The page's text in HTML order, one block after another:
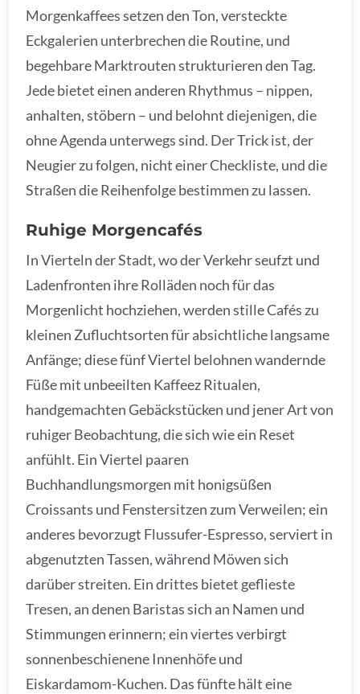
Morgenkaffees setzen den Ton, versteckte
Eckgalerien unterbrechen die Routine, und
begehbare Marktrouten strukturieren den Tag.
Jede bietet einen anderen Rhythmus – nippen,
anhalten, stöbern – und belohnt diejenigen, die
ohne Agenda unterwegs sind. Der Trick ist, der
Neugier zu folgen, nicht einer Checkliste, und die
Straßen die Reihenfolge bestimmen zu lassen.
Ruhige Morgencafés
In Vierteln der Stadt, wo der Verkehr seufzt und
Ladenfronten ihre Rolläden noch für das
Morgenlicht hochziehen, werden stille Cafés zu
kleinen Zufluchtsorten für absichtliche langsame
Anfänge; diese fünf Viertel belohnen wandernde
Füße mit unbeeilten Kaffeez Ritualen,
handgemachten Gebäckstücken und jener Art von
ruhiger Beobachtung, die sich wie ein Reset
anfühlt. Ein Viertel paaren
Buchhandlungsmorgen mit honigsüßen
Croissants und Fenstersitzen zum Verweilen; ein
anderes bevorzugt Flussufer-Espresso, serviert in
abgenutzten Tassen, während Möwen sich
darüber streiten. Ein drittes bietet geflieste
Tresen, an denen Baristas sich an Namen und
Stimmungen erinnern; ein viertes verbirgt
sonnenbeschienene Innenhöfe und
Eiskardamom-Kuchen. Das fünfte hält eine